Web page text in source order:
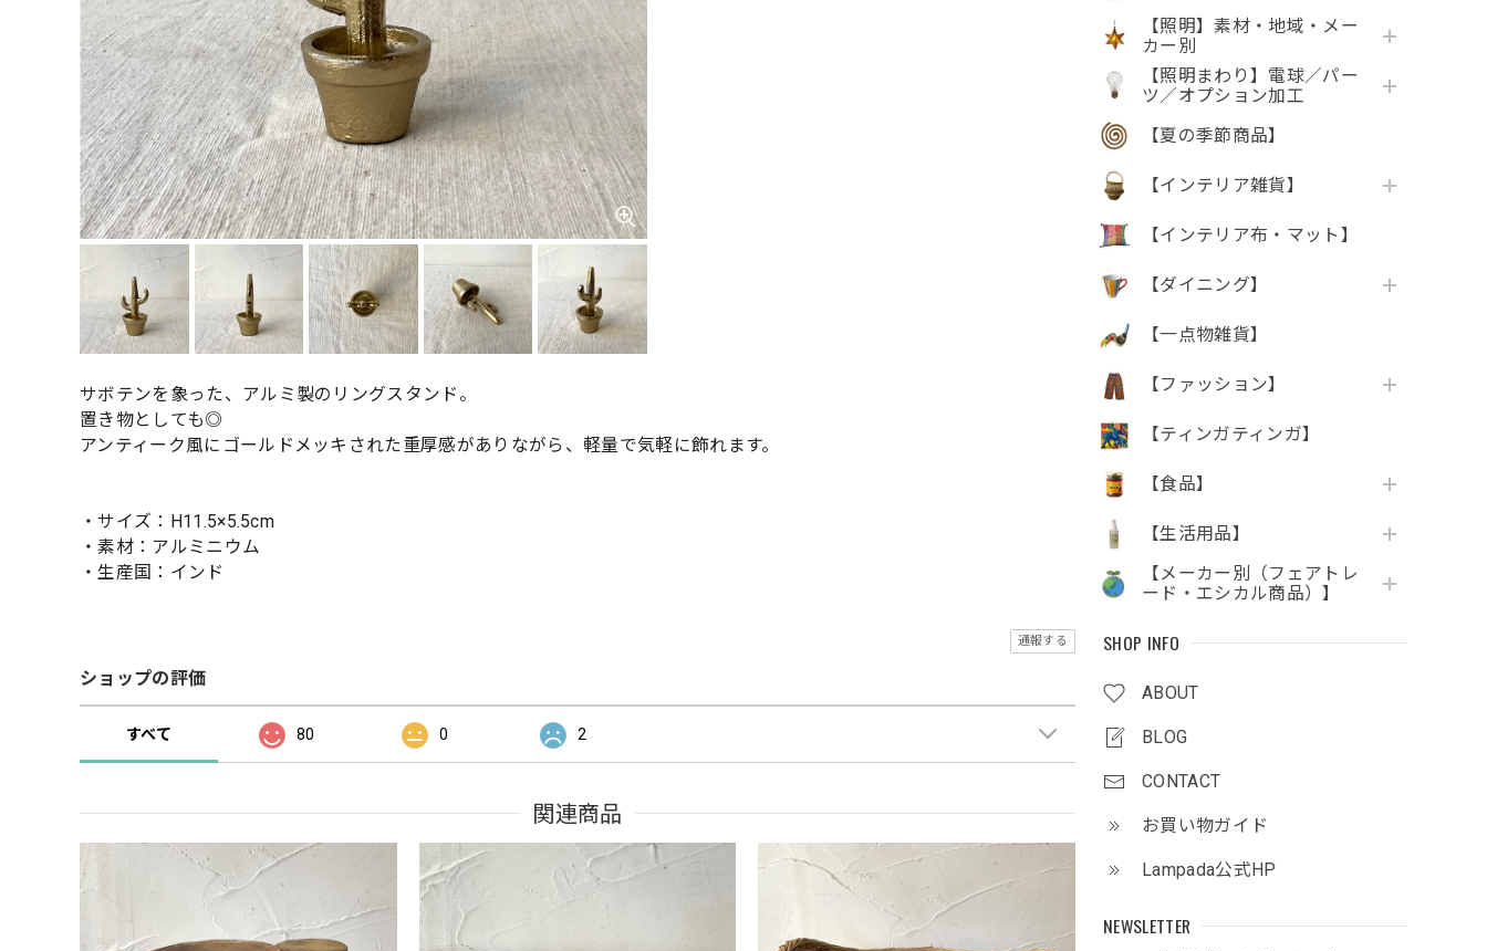
【照明】素材・地域・メー
カー別
【照明まわり】電球／パー
ツ／オプション加工
【夏の季節商品】
【インテリア雑貨】
【インテリア布・マット】
【ダイニング】
【一点物雑貨】
【ファッション】
【ティンガティンガ】
【食品】
【生活用品】
【メーカー別（フェアトレ
ード・エシカル商品）】
SHOP INFO
ABOUT
BLOG
CONTACT
お買い物ガイド
Lampada公式HP
NEWSLETTER
サボテンを象った、アルミ製のリングスタンド。
置き物としても◎
アンティーク風にゴールドメッキされた重厚感がありながら、軽量で気軽に飾れます。
・サイズ：H11.5×5.5cm
・素材：アルミニウム
・生産国：インド
通報する
ショップの評価
すべて 80 0 2
関連商品